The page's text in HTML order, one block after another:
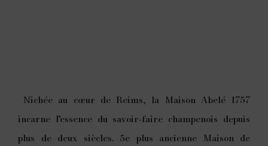
Nichée au cœur de Reims, la Maison Abelé 1757
incarne l’essence du savoir-faire champenois depuis
plus de deux siècles. 5e plus ancienne Maison de